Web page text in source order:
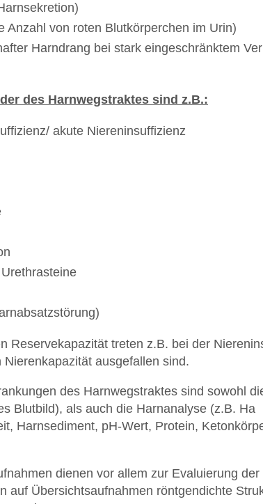
Anzahl von roten Blutkörperchen im Urin)
Harndrang bei stark eingeschränktem
des Harnwegstraktes sind z.B.:
akute Niereninsuffizienz
Reservekapazität treten z.B. bei der
ausgefallen sind.
des Harnwegstraktes sind sowohl
Blutbild), als auch die Harnanalyse (z.B. Ha
Harnsediment, pH-Wert, Protein,
dienen vor allem zur Evaluierung
auf Übersichtsaufnahmen röntgendichte